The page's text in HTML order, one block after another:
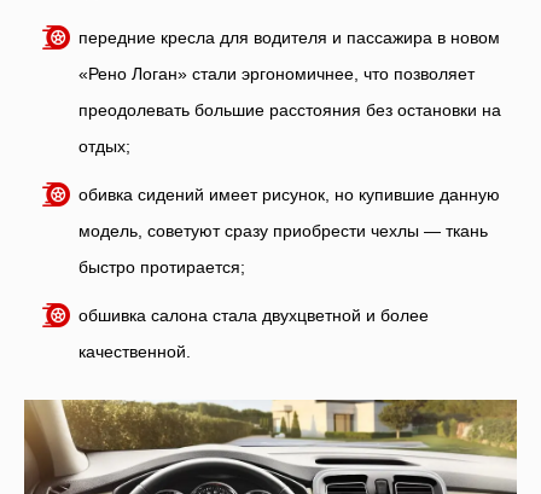
передние кресла для водителя и пассажира в новом
«Рено Логан» стали эргономичнее, что позволяет
преодолевать большие расстояния без остановки на
отдых;
обивка сидений имеет рисунок, но купившие данную
модель, советуют сразу приобрести чехлы — ткань
быстро протирается;
обшивка салона стала двухцветной и более
качественной.